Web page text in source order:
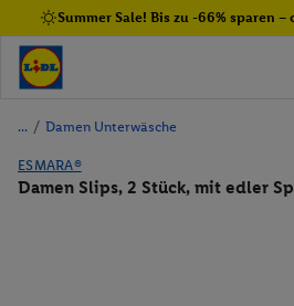
Summer Sale! Bis zu -66% sparen
/ Damen Unterwäsche
ESMARA®
Damen Slips, 2 Stück, mit edler